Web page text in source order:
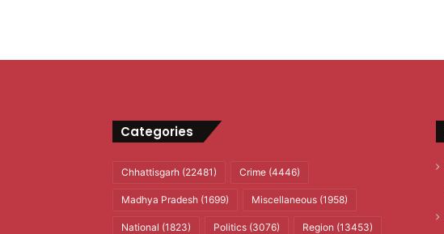
Categories
Chhattisgarh(22481) Crime(4446)
Madhya Pradesh(1699) Miscellaneous(1958)
National (1823) Politics(3076) Region (13453)